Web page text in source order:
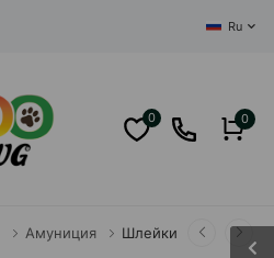
Ru
0 0
Амуниция Шлейки